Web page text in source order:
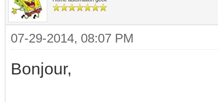
07-29-2014, 08:07 PM
Bonjour,